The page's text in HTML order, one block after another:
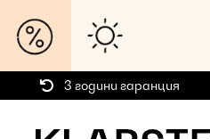
3 години гаранция